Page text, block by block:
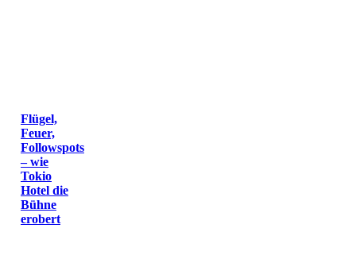
Flügel,
Feuer,
Followspots
– wie
Tokio
Hotel die
Bühne
erobert